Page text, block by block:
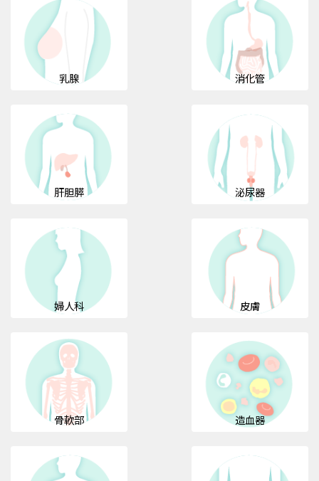
乳腺 消化管
肝胆膵 泌尿器
婦人科 皮膚
骨軟部 造血器